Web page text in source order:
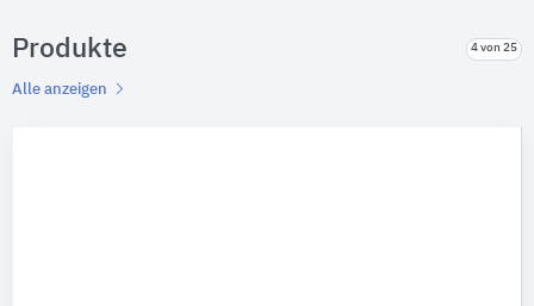
Produkte 4 von 25
Alle anzeigen